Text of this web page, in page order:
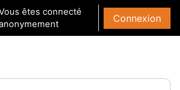
la saisie de recherche
êtes connecté
Connexion